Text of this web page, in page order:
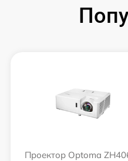
Проектор Optoma